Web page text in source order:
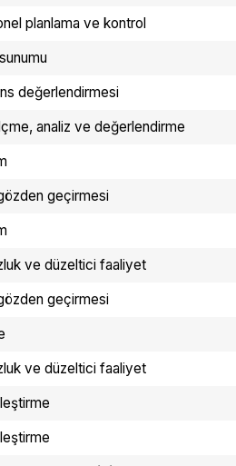
planlama ve kontrol
değerlendirmesi
analiz ve değerlendirme
geçirmesi
ve düzeltici faaliyet
geçirmesi
ve düzeltici faaliyet